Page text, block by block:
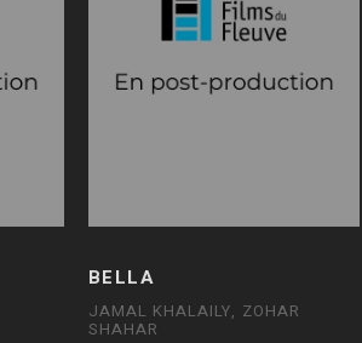
BELLA
JAMAL KHALAILY, ZOHAR
SHAHAR